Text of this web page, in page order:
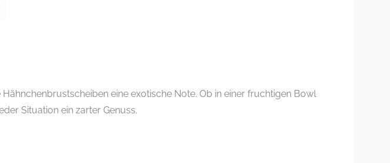
eine exotische Note. Ob in einer fruchtigen Bowl
Situation ein zarter Genuss.